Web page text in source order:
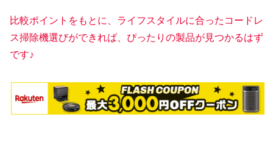
比較ポイントをもとに、ライフスタイルに合ったコードレ
ス掃除機選びができれば、ぴったりの製品が見つかるはず
です♪